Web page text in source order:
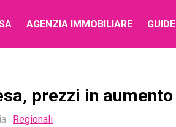
AGENZIA IMMOBILIARE GUIDE
prezzi in aumento
Regionali